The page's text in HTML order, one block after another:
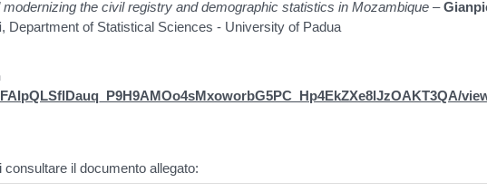
the civil registry and demographic statistics in Mozambique–
, Department of Statistical Sciences - University of Padua
il documento allegato: